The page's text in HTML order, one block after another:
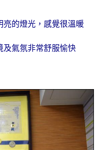
亮的燈光，感覺很溫暖
及氣氛非常舒服愉快